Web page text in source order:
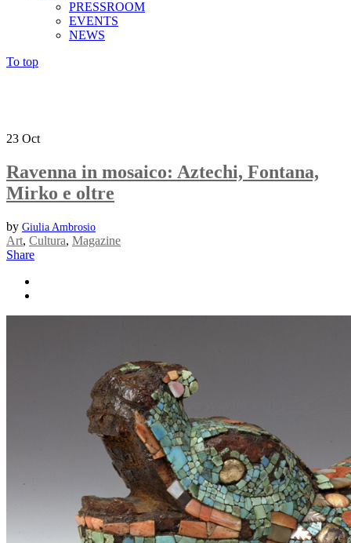
PRESSROOM
EVENTS
NEWS
To top
23 Oct
Ravenna in mosaico: Aztechi, Fontana,
Mirko e oltre
by Giulia Ambrosio
Art, Cultura, Magazine
Share